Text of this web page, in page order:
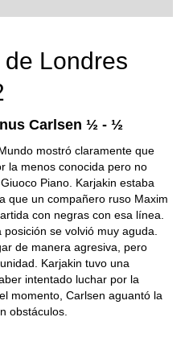
you can
and with a
Londres
Carlsen ½ - ½
mostró claramente que
la menos conocida pero no
Piano. Karjakin estaba
que un compañero ruso Maxim
con negras con esa línea.
se volvió muy aguda.
de manera agresiva, pero
Karjakin tuvo una
intentado luchar por la
momento, Carlsen aguantó la
obstáculos.